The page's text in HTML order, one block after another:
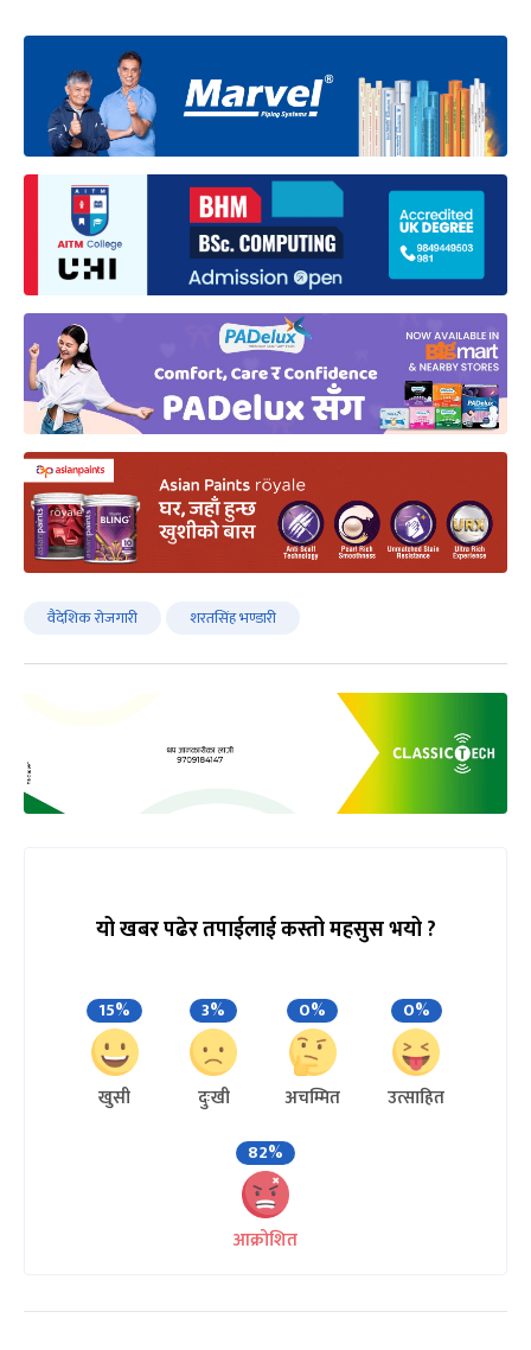
वैदेशिक रोजगारी शरतसिंह भण्डारी
यो खबर पढेर तपाईलाई कस्तो महसुस भयो ?
15%
खुसी
3%
दुःखी
0%
अचम्मित
0%
उत्साहित
82%
आक्रोशित